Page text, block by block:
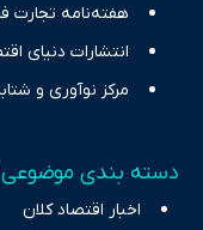
هفته‌نامه تجارت
انتشارات دنیای
مرکز نوآوری و
دسته بندی موضوعی
اخبار اقتصاد کلان